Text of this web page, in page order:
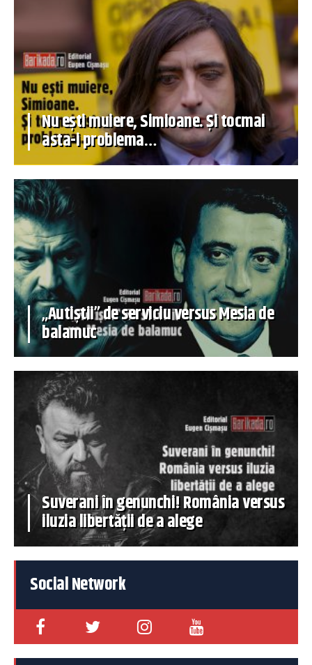
Nu ești muiere, Simioane. Și tocmai
asta-i problema…
„Autiștii” de serviciu versus Mesia de
balamuc
Suverani în genunchi! România versus
iluzia libertății de a alege
Social Network